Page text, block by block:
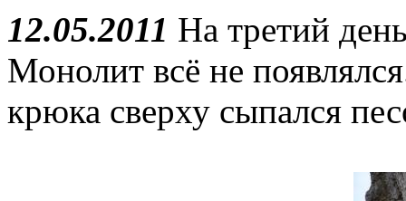
12.05.2011 На третий
Монолит всё не
крюка сверху сыпался